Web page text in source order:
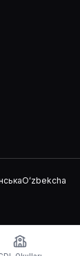
Oʻzbekcha
devlet